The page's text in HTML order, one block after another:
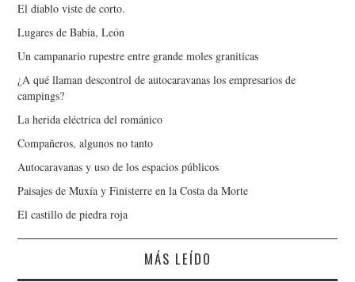
El diablo viste de corto.
Lugares de Babia, León
Un campanario rupestre entre grande moles graniticas
¿A qué llaman descontrol de autocaravanas los empresarios de
campings?
La herida eléctrica del románico
Compañeros, algunos no tanto
Autocaravanas y uso de los espacios públicos
Paisajes de Muxía y Finisterre en la Costa da Morte
El castillo de piedra roja
MÁS LEÍDO